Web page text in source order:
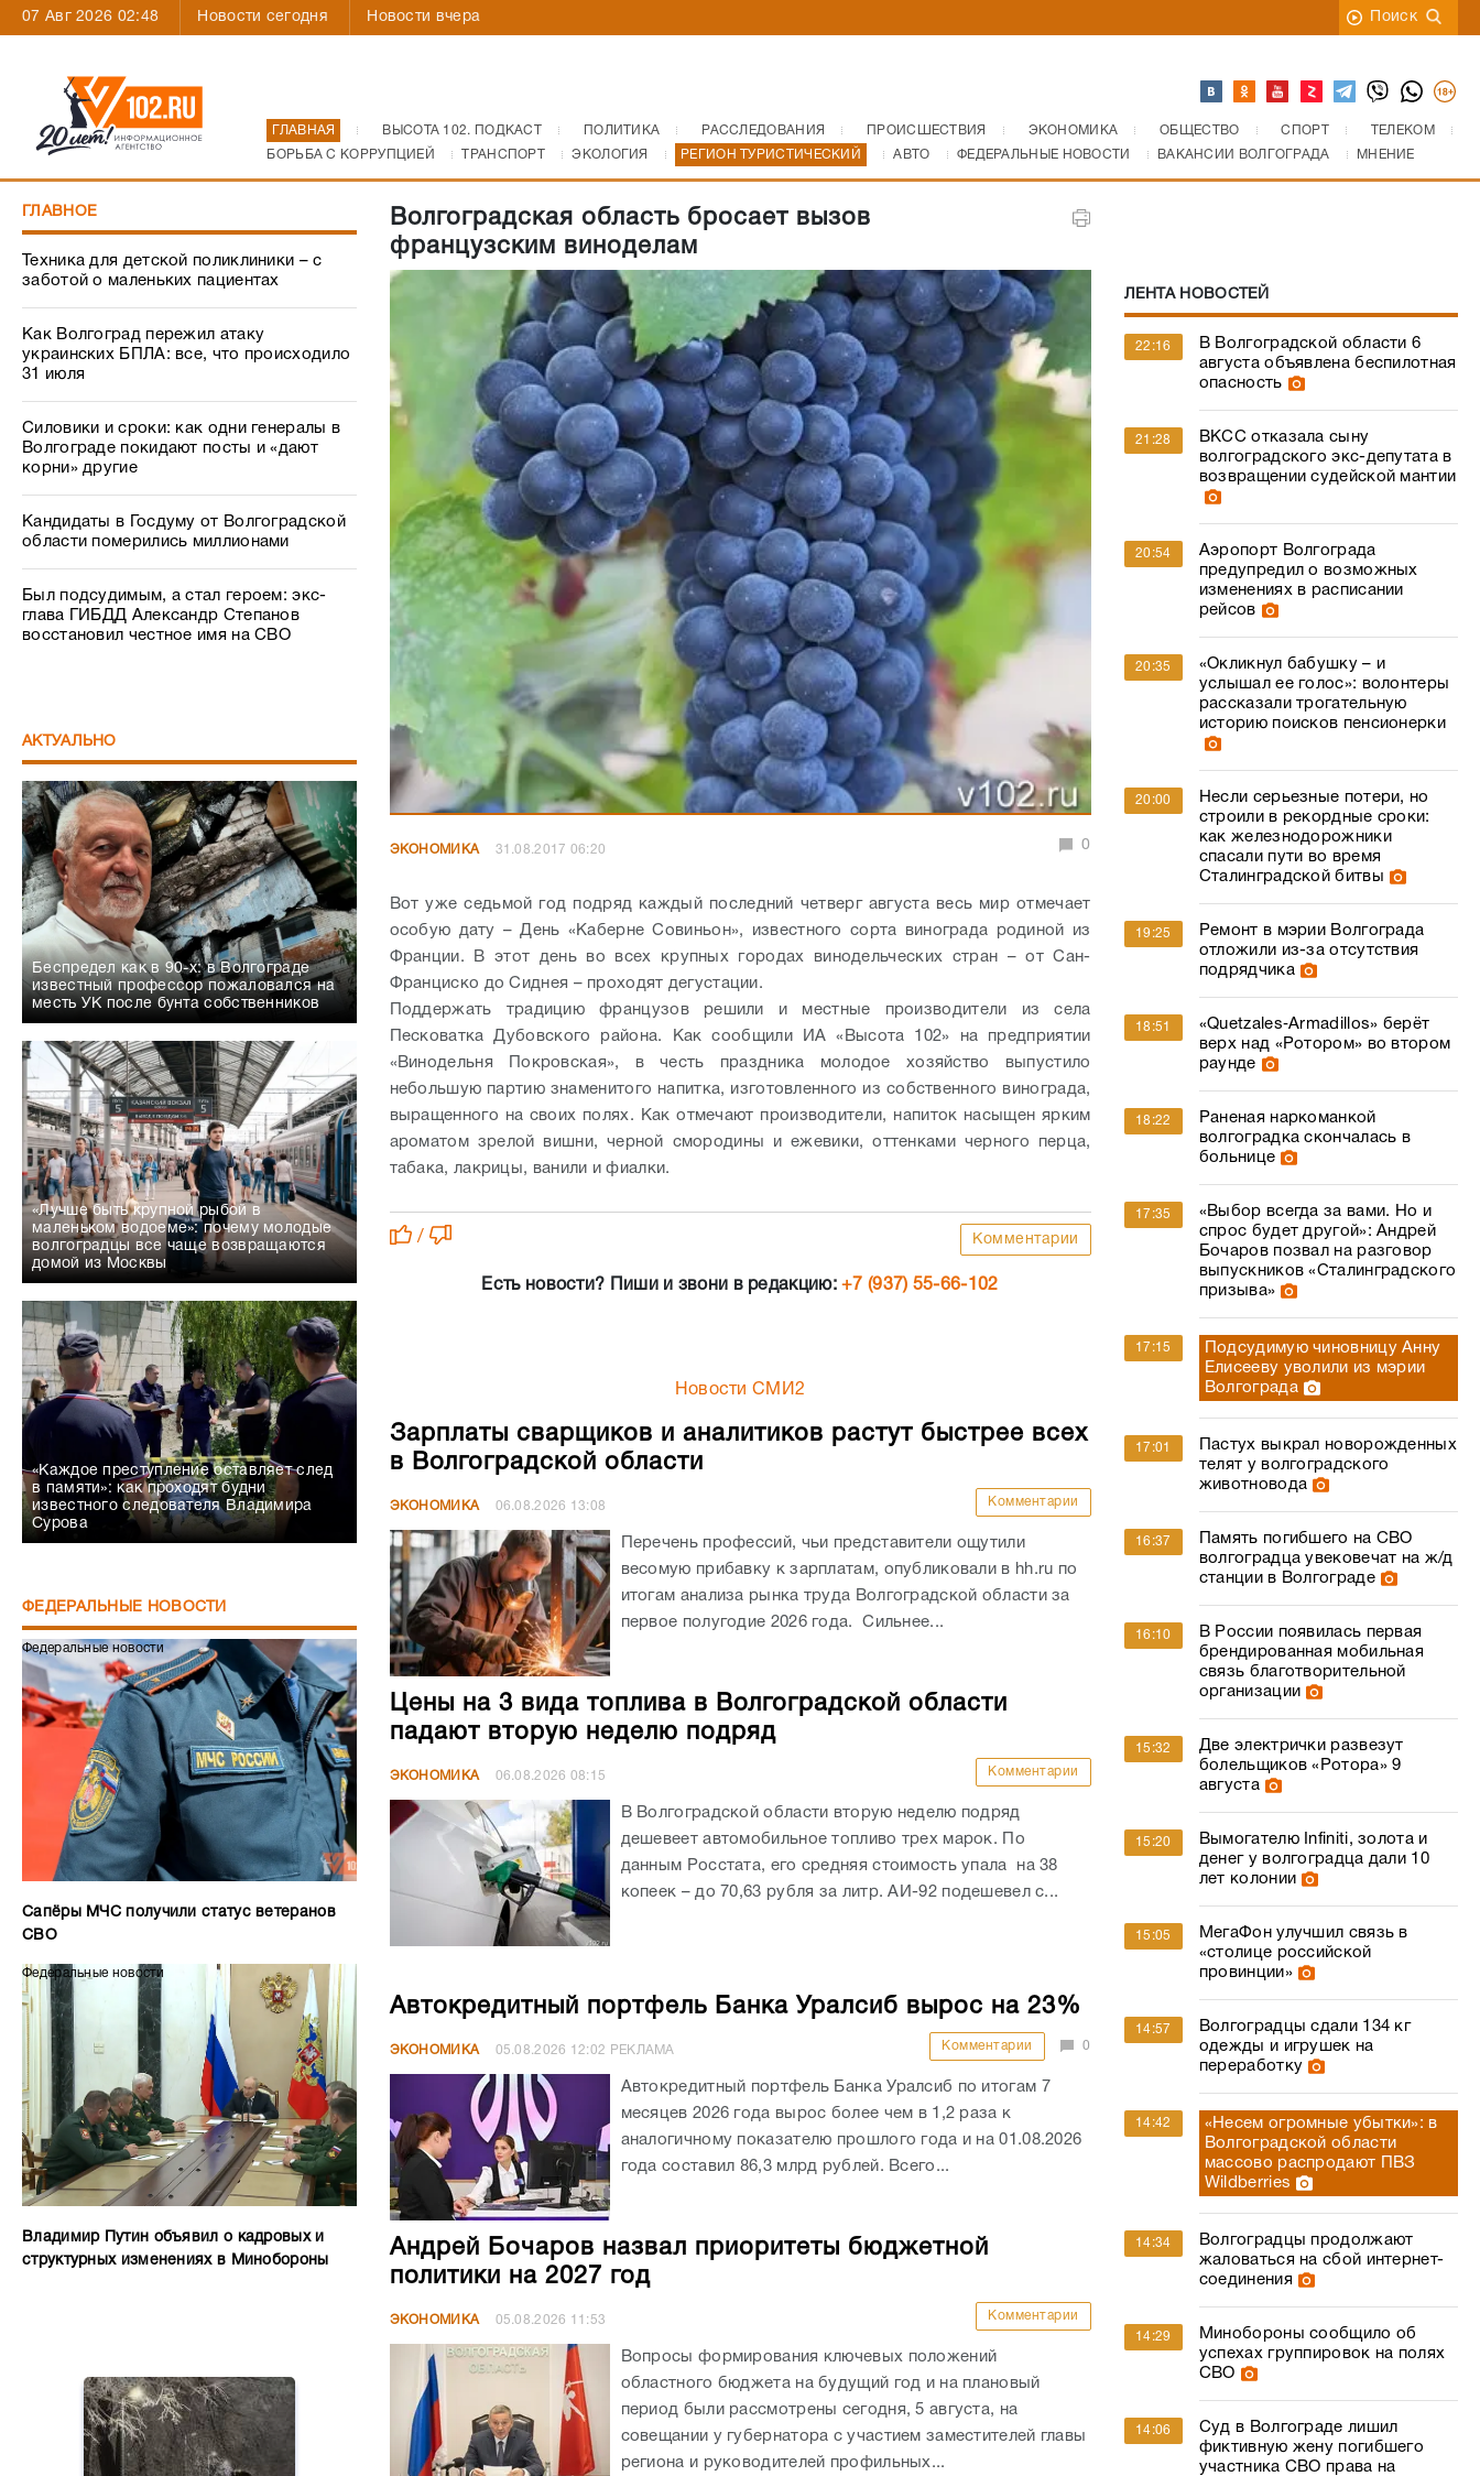
07 Авг 2026 02:48 Новости сегодня Новости вчера Поиск
ГЛАВНАЯ ВЫСОТА 102. ПОДКАСТ ПОЛИТИКА РАССЛЕДОВАНИЯ ПРОИСШЕСТВИЯ ЭКОНОМИКА ОБЩЕСТВО СПОРТ
ТЕЛЕКОМ
БОРЬБА С КОРРУПЦИЕЙ
ТРАНСПОРТ ЭКОЛОГИЯ РЕГИОН ТУРИСТИЧЕСКИЙ АВТО ФЕДЕРАЛЬНЫЕ НОВОСТИ ВАКАНСИИ ВОЛГОГРАДА МНЕНИЕ
ГЛАВНОЕ
Техника для детской поликлиники – с
заботой о маленьких пациентах
Как Волгоград пережил атаку
украинских БПЛА: все, что происходило
31 июля
Силовики и сроки: как одни генералы в
Волгограде покидают посты и «дают
корни» другие
Кандидаты в Госдуму от Волгоградской
области померились миллионами
Был подсудимым, а стал героем: экс-
глава ГИБДД Александр Степанов
восстановил честное имя на СВО
АКТУАЛЬНО
Беспредел как в 90-х: в Волгограде
известный профессор пожаловался на
месть УК после бунта собственников
«Лучше быть крупной рыбой в
маленьком водоеме»: почему молодые
волгоградцы все чаще возвращаются
домой из Москвы
«Каждое преступление оставляет след
в памяти»: как проходят будни
известного следователя Владимира
Сурова
ФЕДЕРАЛЬНЫЕ НОВОСТИ
Федеральные новости
Сапёры МЧС получили статус ветеранов
СВО
Федеральные новости
Владимир Путин объявил о кадровых и
структурных изменениях в Минобороны
Волгоградская область бросает вызов
французским виноделам
ЭКОНОМИКА 31.08.2017 06:20 0
Вот уже седьмой год подряд каждый последний четверг августа весь мир отмечает
особую дату – День «Каберне Совиньон», известного сорта винограда родиной из
Франции. В этот день во всех крупных городах винодельческих стран – от Сан-
Франциско до Сиднея – проходят дегустации.
Поддержать традицию французов решили и местные производители из села
Песковатка Дубовского района. Как сообщили ИА «Высота 102» на предприятии
«Винодельня Покровская», в честь праздника молодое хозяйство выпустило
небольшую партию знаменитого напитка, изготовленного из собственного винограда,
выращенного на своих полях. Как отмечают производители, напиток насыщен ярким
ароматом зрелой вишни, черной смородины и ежевики, оттенками черного перца,
табака, лакрицы, ванили и фиалки.
/ Комментарии
Есть новости? Пиши и звони в редакцию:+7 (937) 55-66-102
Новости СМИ2
Зарплаты сварщиков и аналитиков растут быстрее всех
в Волгоградской области
ЭКОНОМИКА 06.08.2026 13:08 Комментарии
Перечень профессий, чьи представители ощутили
весомую прибавку к зарплатам, опубликовали в hh.ru по
итогам анализа рынка труда Волгоградской области за
первое полугодие 2026 года. Сильнее...
Цены на 3 вида топлива в Волгоградской области
падают вторую неделю подряд
ЭКОНОМИКА 06.08.2026 08:15 Комментарии
В Волгоградской области вторую неделю подряд
дешевеет автомобильное топливо трех марок. По
данным Росстата, его средняя стоимость упала на 38
копеек – до 70,63 рубля за литр. АИ-92 подешевел с...
Автокредитный портфель Банка Уралсиб вырос на 23%
ЭКОНОМИКА 05.08.2026 12:02 РЕКЛАМА Комментарии 0
Автокредитный портфель Банка Уралсиб по итогам 7
месяцев 2026 года вырос более чем в 1,2 раза к
аналогичному показателю прошлого года и на 01.08.2026
года составил 86,3 млрд рублей. Всего...
Андрей Бочаров назвал приоритеты бюджетной
политики на 2027 год
ЭКОНОМИКА 05.08.2026 11:53 Комментарии
Вопросы формирования ключевых положений
областного бюджета на будущий год и на плановый
период были рассмотрены сегодня, 5 августа, на
совещании у губернатора с участием заместителей главы
региона и руководителей профильных...
ЛЕНТА НОВОСТЕЙ
22:16
В Волгоградской области 6
августа объявлена беспилотная
опасность
21:28
ВКСС отказала сыну
волгоградского экс-депутата в
возвращении судейской мантии
20:54
Аэропорт Волгограда
предупредил о возможных
изменениях в расписании
рейсов
20:35
«Окликнул бабушку – и
услышал ее голос»: волонтеры
рассказали трогательную
историю поисков пенсионерки
20:00
Несли серьезные потери, но
строили в рекордные сроки:
как железнодорожники
спасали пути во время
Сталинградской битвы
19:25
Ремонт в мэрии Волгограда
отложили из-за отсутствия
подрядчика
18:51
«Quetzales‑Armadillos» берёт
верх над «Ротором» во втором
раунде
18:22
Раненая наркоманкой
волгоградка скончалась в
больнице
17:35
«Выбор всегда за вами. Но и
спрос будет другой»: Андрей
Бочаров позвал на разговор
выпускников «Сталинградского
призыва»
17:15
Подсудимую чиновницу Анну
Елисееву уволили из мэрии
Волгограда
17:01
Пастух выкрал новорожденных
телят у волгоградского
животновода
16:37
Память погибшего на СВО
волгоградца увековечат на ж/д
станции в Волгограде
16:10
В России появилась первая
брендированная мобильная
связь благотворительной
организации
15:32
Две электрички развезут
болельщиков «Ротора» 9
августа
15:20
Вымогателю Infiniti, золота и
денег у волгоградца дали 10
лет колонии
15:05
МегаФон улучшил связь в
«столице российской
провинции»
14:57
Волгоградцы сдали 134 кг
одежды и игрушек на
переработку
14:42
«Несем огромные убытки»: в
Волгоградской области
массово распродают ПВЗ
Wildberries
14:34
Волгоградцы продолжают
жаловаться на сбой интернет-
соединения
14:29
Минобороны сообщило об
успехах группировок на полях
СВО
14:06
Суд в Волгограде лишил
фиктивную жену погибшего
участника СВО права на